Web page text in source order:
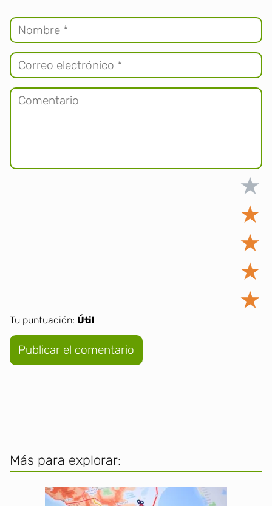
★
★
★
★
★
Tu puntuación: Útil
Más para explorar: